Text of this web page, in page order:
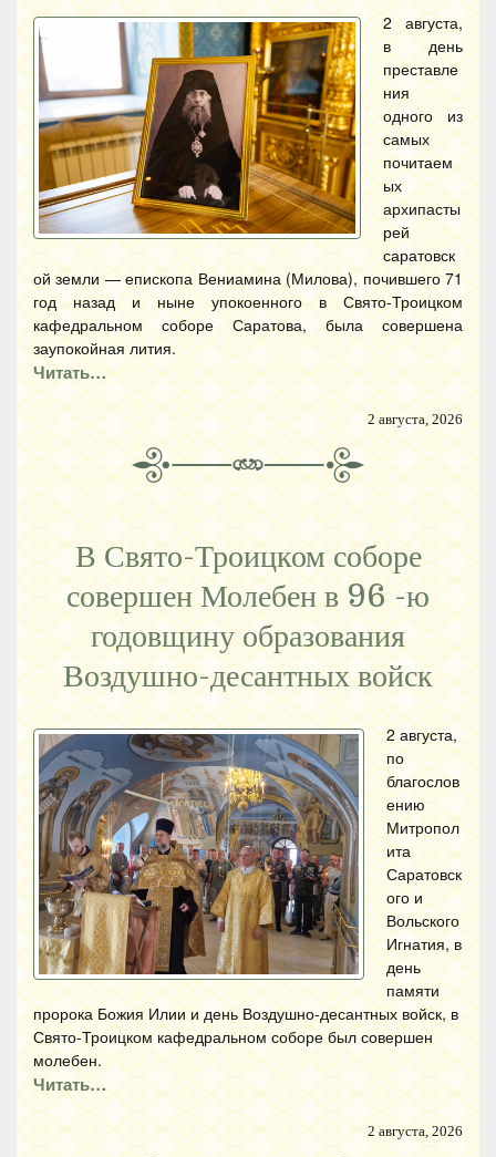
2 августа,
в день
преставле
ния
одного из
самых
почитаем
ых
архипасты
рей
саратовск
ой земли — епископа Вениамина (Милова), почившего 71
год назад и ныне упокоенного в Свято-Троицком
кафедральном соборе Саратова, была совершена
заупокойная лития.
Читать…
2 августа, 2026
В Свято-Троицком соборе
совершен Молебен в 96 -ю
годовщину образования
Воздушно-десантных войск
2 августа,
по
благослов
ению
Митропол
ита
Саратовск
ого и
Вольского
Игнатия, в
день
памяти
пророка Божия Илии и день Воздушно-десантных войск, в
Свято-Троицком кафедральном соборе был совершен
молебен.
Читать…
2 августа, 2026